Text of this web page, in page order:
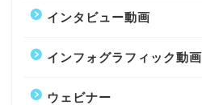
インタビュー動画
インフォグラフィック動画
ウェビナー